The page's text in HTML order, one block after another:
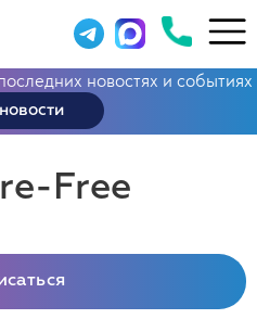
новостях и событиях
Free